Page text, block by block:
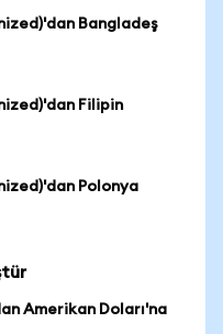
Bangladeş
Filipin
Polonya
Amerikan Doları'na